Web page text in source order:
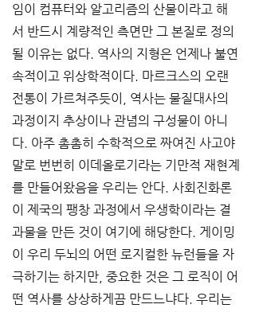
임이 컴퓨터와 알고리즘의 산물이라고 해
서 반드시 계량적인 측면만 그 본질로 정의
될 이유는 없다. 역사의 지형은 언제나 불연
속적이고 위상학적이다. 마르크스의 오랜
전통이 가르쳐주듯이, 역사는 물질대사의
과정이지 추상이나 관념의 구성물이 아니
다. 아주 촘촘히 수학적으로 짜여진 사고야
말로 번번히 이데올로기라는 기만적 재현계
를 만들어왔음을 우리는 안다. 사회진화론
이 제국의 팽창 과정에서 우생학이라는 결
과물을 만든 것이 여기에 해당한다. 게이밍
이 우리 두뇌의 어떤 로지컬한 뉴런들을 자
극하기는 하지만, 중요한 것은 그 로직이 어
떤 역사를 상상하게끔 만드느냐다. 우리는